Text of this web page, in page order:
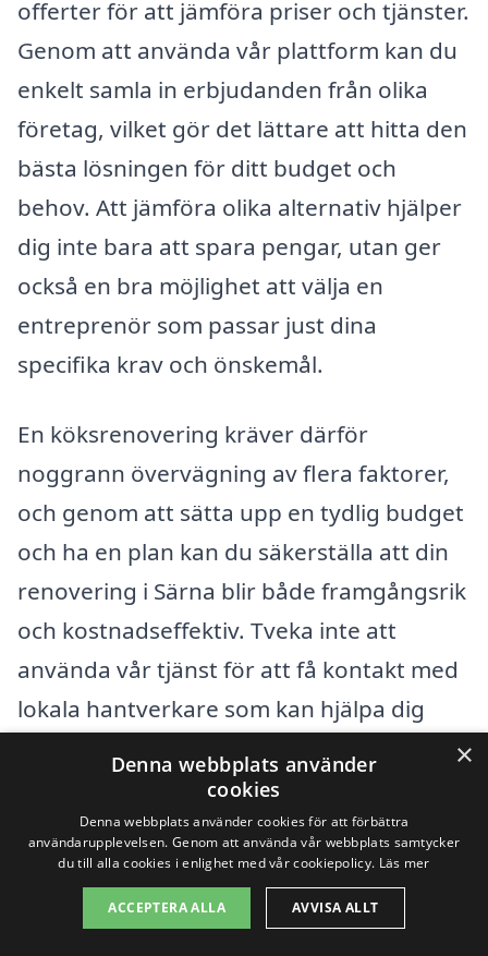
offerter för att jämföra priser och tjänster.
Genom att använda vår plattform kan du
enkelt samla in erbjudanden från olika
företag, vilket gör det lättare att hitta den
bästa lösningen för ditt budget och
behov. Att jämföra olika alternativ hjälper
dig inte bara att spara pengar, utan ger
också en bra möjlighet att välja en
entreprenör som passar just dina
specifika krav och önskemål.
En köksrenovering kräver därför
noggrann övervägning av flera faktorer,
och genom att sätta upp en tydlig budget
och ha en plan kan du säkerställa att din
renovering i Särna blir både framgångsrik
och kostnadseffektiv. Tveka inte att
använda vår tjänst för att få kontakt med
lokala hantverkare som kan hjälpa dig
Få 3 erbjudanden, gratis och utan
förpliktelser
×
Denna webbplats använder
cookies
Denna webbplats använder cookies för att förbättra
användarupplevelsen. Genom att använda vår webbplats samtycker
du till alla cookies i enlighet med vår cookiepolicy. Läs mer
ACCEPTERA ALLA AVVISA ALLT